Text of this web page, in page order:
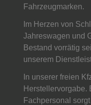
Fahrzeugmarken.
Im Herzen von
Jahreswagen und
Bestand vorrätig
unserem
In unserer freien
Herstellervorgabe.
Fachpersonal